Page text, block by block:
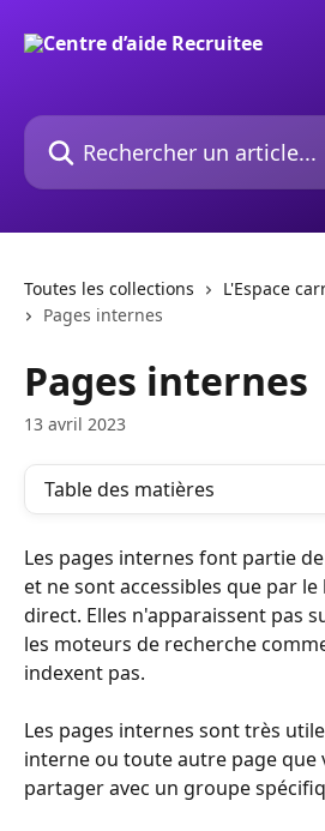
Rechercher un article...
Toutes les collections
L'Espace
Pages internes
Pages internes
13 avril 2023
Table des matières
Les pages internes font partie
et ne sont accessibles que par
direct. Elles n'apparaissent pas
les moteurs de recherche
indexent pas.
Les pages internes sont très
interne ou toute autre page que
partager avec un groupe